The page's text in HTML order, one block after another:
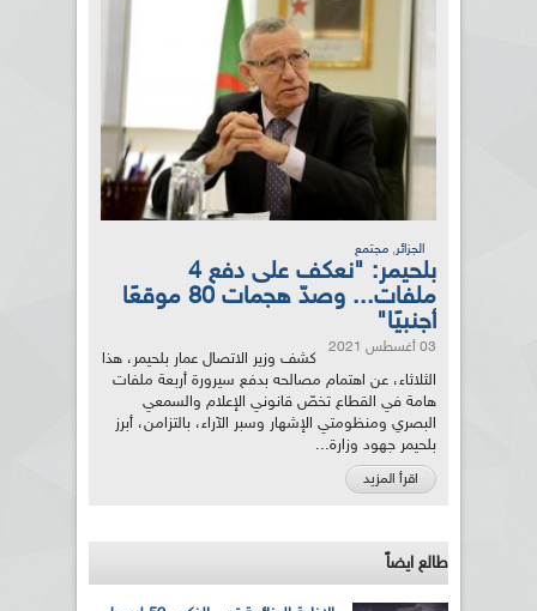
الجزائر, مجتمع
بلحيمر: "نعكف على دفع 4
ملفات... وصدّ هجمات 80 موقعًا
أجنبيًا"
03 أغسطس 2021
كشف وزير الاتصال عمار بلحيمر، هذا
الثلاثاء، عن اهتمام مصالحه بدفع سيرورة أربعة ملفات
هامة في القطاع تخصّ قانوني الإعلام والسمعي
البصري ومنظومتي الإشهار وسبر الآراء، بالتزامن، أبرز
بلحيمر جهود وزارة...
اقرأ المزيد
طالع ايضاً